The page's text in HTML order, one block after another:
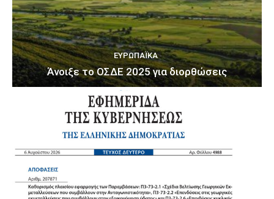
ΕΥΡΩΠΑΪΚΆ
Άνοιξε το ΟΣΔΕ 2025 για διορθώσεις